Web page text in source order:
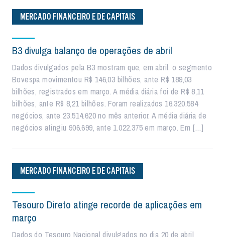
MERCADO FINANCEIRO E DE CAPITAIS
B3 divulga balanço de operações de abril
Dados divulgados pela B3 mostram que, em abril, o segmento
Bovespa movimentou R$ 146,03 bilhões, ante R$ 189,03
bilhões, registrados em março. A média diária foi de R$ 8,11
bilhões, ante R$ 8,21 bilhões. Foram realizados 16.320.584
negócios, ante 23.514.620 no mês anterior. A média diária de
negócios atingiu 906.699, ante 1.022.375 em março. Em […]
MERCADO FINANCEIRO E DE CAPITAIS
Tesouro Direto atinge recorde de aplicações em
março
Dados do Tesouro Nacional divulgados no dia 20 de abril